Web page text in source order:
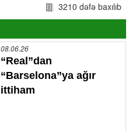
3210 dəfə baxılıb
08.06.26
“Real”dan
“Barselona”ya ağır
ittiham